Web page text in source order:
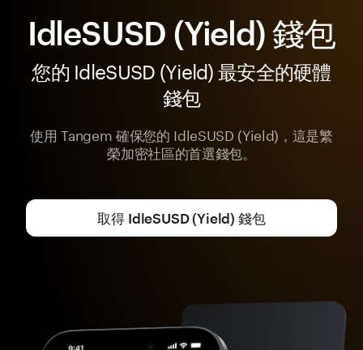
IdleSUSD (Yield) 錢包
您的 IdleSUSD (Yield) 最安全的硬體
錢包
使用 Tangem 確保您的 IdleSUSD (Yield)，這是繁
榮加密社區的首選錢包。
取得 IdleSUSD (Yield) 錢包